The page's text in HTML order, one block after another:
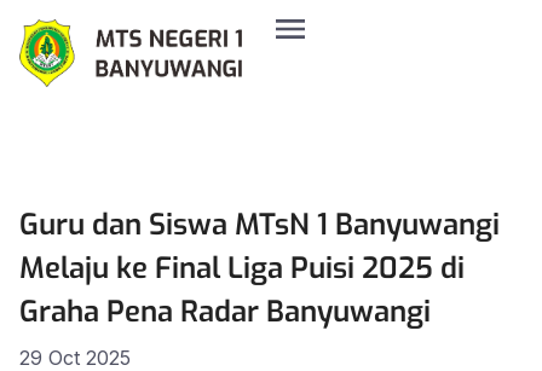
Guru dan Siswa MTsN 1 Banyuwangi
Melaju ke Final Liga Puisi 2025 di
Graha Pena Radar Banyuwangi
29 Oct 2025